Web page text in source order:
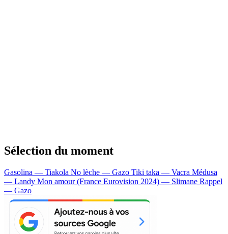
Sélection du moment
Gasolina — Tiakola No lèche — Gazo Tiki taka — Vacra Médusa
— Landy Mon amour (France Eurovision 2024) — Slimane Rappel
— Gazo